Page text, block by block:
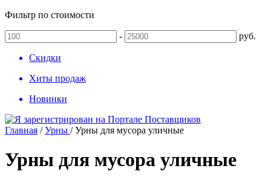
Фильтр по стоимости
- руб.
Скидки
Хиты продаж
Новинки
Главная /Урны /Урны для мусора уличные
Урны для мусора уличные